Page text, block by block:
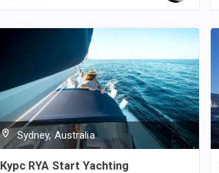
Sydney, Australia
Курс RYA Start Yachting